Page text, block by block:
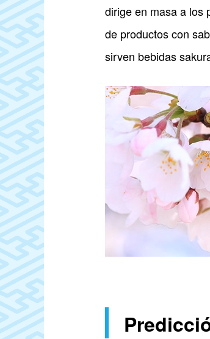
dirige en masa a los
de productos con
sirven bebidas